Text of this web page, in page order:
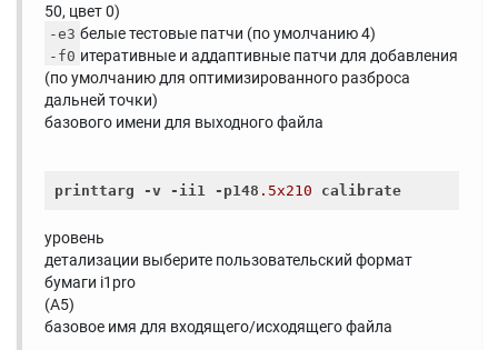
50, цвет 0)
-e3 белые тестовые патчи (по умолчанию 4)
-f0 итеративные и аддаптивные патчи для добавления
(по умолчанию для оптимизированного разброса
дальней точки)
базового имени для выходного файла
printtarg -v -ii1 -p148 .5x210 calibrate
уровень
детализации выберите пользовательский формат
бумаги i1pro
(A5)
базовое имя для входящего/исходящего файла